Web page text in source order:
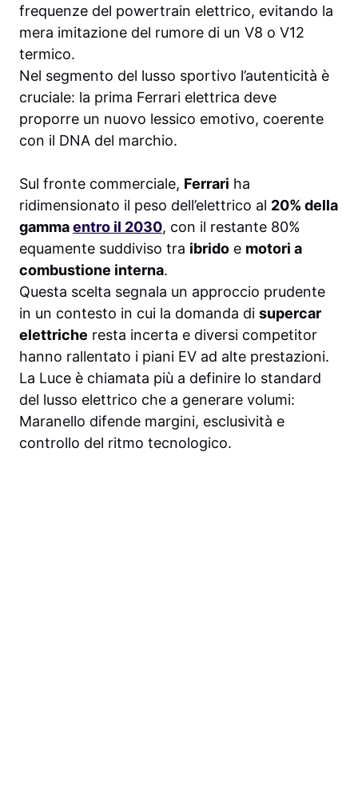
frequenze del powertrain elettrico, evitando la
mera imitazione del rumore di un V8 o V12
termico.
Nel segmento del lusso sportivo l’autenticità è
cruciale: la prima Ferrari elettrica deve
proporre un nuovo lessico emotivo, coerente
con il DNA del marchio.
Sul fronte commerciale, Ferrari ha
ridimensionato il peso dell’elettrico al 20% della
gammaentro il 2030, con il restante 80%
equamente suddiviso tra ibrido e motori a
combustione interna.
Questa scelta segnala un approccio prudente
in un contesto in cui la domanda di supercar
elettriche resta incerta e diversi competitor
hanno rallentato i piani EV ad alte prestazioni.
La Luce è chiamata più a definire lo standard
del lusso elettrico che a generare volumi:
Maranello difende margini, esclusività e
controllo del ritmo tecnologico.